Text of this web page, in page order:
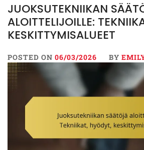
JUOKSUTEKNIIKAN
ALOITTELIJOILLE:
KESKITTYMISALUEET
POSTED ON 06/03/2026 BY